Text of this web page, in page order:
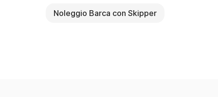
Noleggio Barca con Skipper